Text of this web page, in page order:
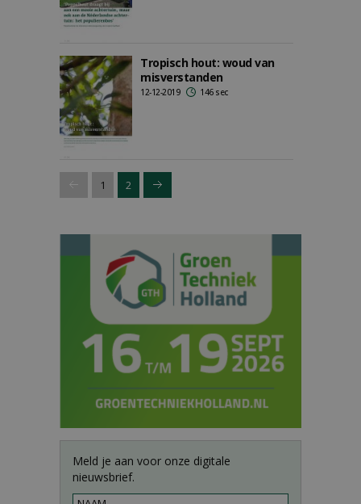
Tropisch hout: woud van
misverstanden
12-12-2019 146 sec
1 2
Meld je aan voor onze digitale
nieuwsbrief.